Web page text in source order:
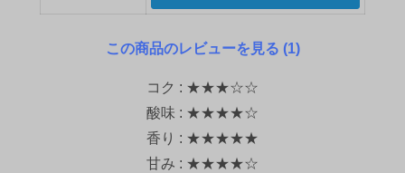
この商品のレビューを見る (1)
コク : ★★★☆☆
酸味 : ★★★★☆
香り : ★★★★★
甘み : ★★★★☆